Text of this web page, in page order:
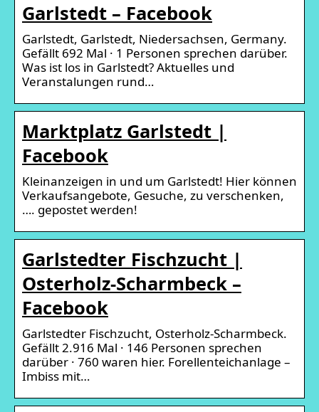
Garlstedt – Facebook
Garlstedt, Garlstedt, Niedersachsen, Germany.
Gefällt 692 Mal · 1 Personen sprechen darüber.
Was ist los in Garlstedt? Aktuelles und
Veranstalungen rund…
Marktplatz Garlstedt |
Facebook
Kleinanzeigen in und um Garlstedt! Hier können
Verkaufsangebote, Gesuche, zu verschenken,
…. gepostet werden!
Garlstedter Fischzucht |
Osterholz-Scharmbeck –
Facebook
Garlstedter Fischzucht, Osterholz-Scharmbeck.
Gefällt 2.916 Mal · 146 Personen sprechen
darüber · 760 waren hier. Forellenteichanlage –
Imbiss mit…